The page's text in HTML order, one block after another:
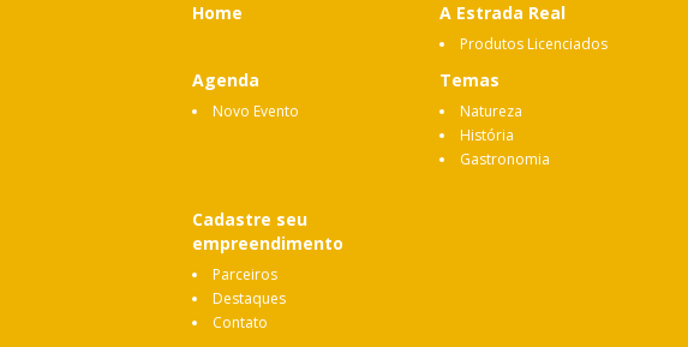
Home A Estrada Real
Produtos Licenciados
Agenda
Novo Evento
Temas
Natureza
História
Gastronomia
Cadastre seu
empreendimento
Parceiros
Destaques
Contato